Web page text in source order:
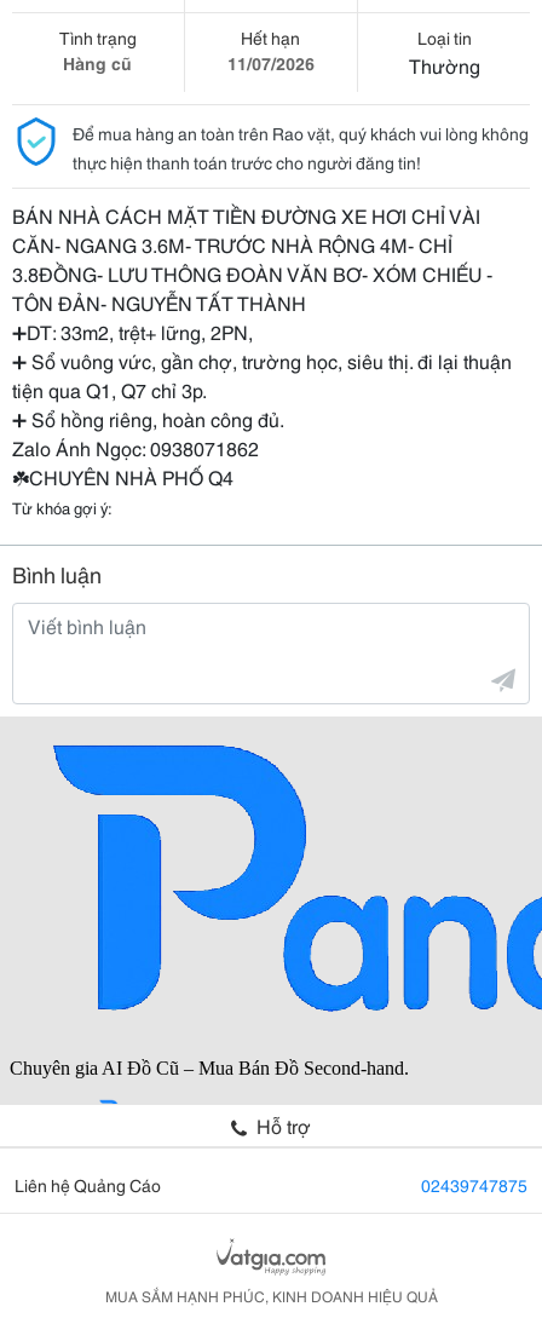
Tình trạng
Hàng cũ
Hết hạn
11/07/2026
Loại tin
Thường
Để mua hàng an toàn trên Rao vặt, quý khách vui lòng không
thực hiện thanh toán trước cho người đăng tin!
BÁN NHÀ CÁCH MẶT TIỀN ĐƯỜNG XE HƠI CHỈ VÀI
CĂN- NGANG 3.6M- TRƯỚC NHÀ RỘNG 4M- CHỈ
3.8ĐỒNG- LƯU THÔNG ĐOÀN VĂN BƠ- XÓM CHIẾU -
TÔN ĐẢN- NGUYỄN TẤT THÀNH
➕DT: 33m2, trệt+ lững, 2PN,
➕ Sổ vuông vức, gần chợ, trường học, siêu thị. đi lại thuận
tiện qua Q1, Q7 chỉ 3p.
➕ Sổ hồng riêng, hoàn công đủ.
Zalo Ánh Ngọc: 0938071862
☘️CHUYÊN NHÀ PHỐ Q4
Từ khóa gợi ý:
Bình luận
Hỗ trợ
Liên hệ Quảng Cáo 02439747875
MUA SẮM HẠNH PHÚC, KINH DOANH HIỆU QUẢ